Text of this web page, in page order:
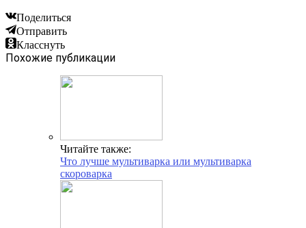
Поделиться
Отправить
Класснуть
Похожие публикации
Читайте также:
Что лучше мультиварка или мультиварка
скороварка